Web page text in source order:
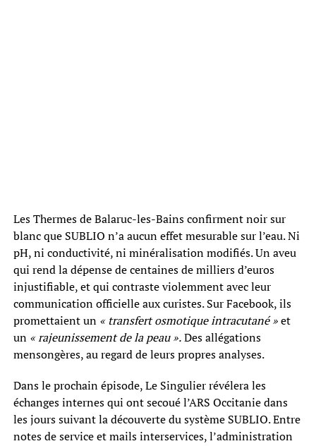
Les Thermes de Balaruc-les-Bains confirment noir sur
blanc que SUBLIO n’a aucun effet mesurable sur l’eau. Ni
pH, ni conductivité, ni minéralisation modifiés. Un aveu
qui rend la dépense de centaines de milliers d’euros
injustifiable, et qui contraste violemment avec leur
communication officielle aux curistes. Sur Facebook, ils
promettaient un « transfert osmotique intracutané »et
un « rajeunissement de la peau ».Des allégations
mensongères, au regard de leurs propres analyses.
Dans le prochain épisode, Le Singulier révélera les
échanges internes qui ont secoué l’ARS Occitanie dans
les jours suivant la découverte du système SUBLIO. Entre
notes de service et mails interservices, l’administration